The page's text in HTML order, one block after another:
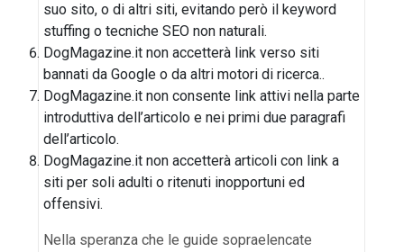
suo sito, o di altri siti, evitando però il keyword
stuffing o tecniche SEO non naturali.
DogMagazine.it non accetterà link verso siti
bannati da Google o da altri motori di ricerca..
DogMagazine.it non consente link attivi nella parte
introduttiva dell’articolo e nei primi due paragrafi
dell’articolo.
DogMagazine.it non accetterà articoli con link a
siti per soli adulti o ritenuti inopportuni ed
offensivi.
Nella speranza che le guide sopraelencate